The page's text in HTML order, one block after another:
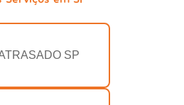
ATRASADO SP